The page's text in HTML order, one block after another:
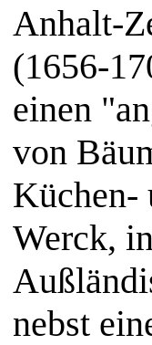
Anhalt-
(1656-
einen
von
Küchen-
Werck,
nebst